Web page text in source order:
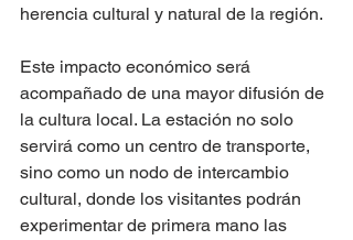
herencia cultural y natural de la región.
Este impacto económico será
acompañado de una mayor difusión de
la cultura local. La estación no solo
servirá como un centro de transporte,
sino como un nodo de intercambio
cultural, donde los visitantes podrán
experimentar de primera mano las